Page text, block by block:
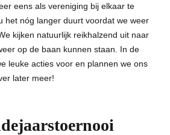
eens als vereniging bij elkaar te
het nóg langer duurt voordat we weer
kijken natuurlijk reikhalzend uit naar
op de baan kunnen staan. In de
leuke acties voor en plannen we ons
later meer!